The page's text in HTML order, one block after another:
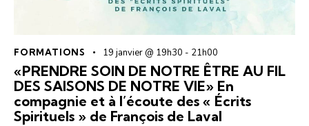
FORMATIONS 19 janvier @ 19h30 - 21h00
«PRENDRE SOIN DE NOTRE ÊTRE AU FIL
DES SAISONS DE NOTRE VIE» En
compagnie et à l’écoute des « Écrits
Spirituels » de François de Laval